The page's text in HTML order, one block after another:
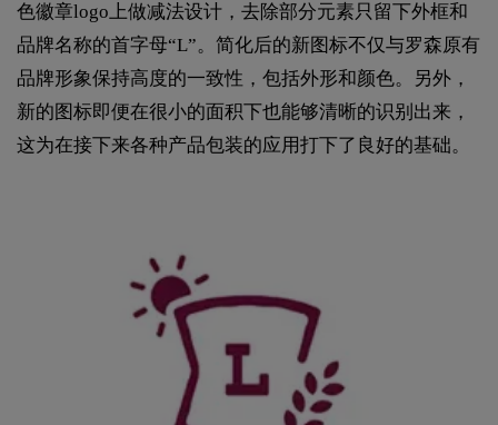
色徽章logo上做减法设计，去除部分元素只留下外框和
品牌名称的首字母“L”。简化后的新图标不仅与罗森原有
品牌形象保持高度的一致性，包括外形和颜色。另外，
新的图标即便在很小的面积下也能够清晰的识别出来，
这为在接下来各种产品包装的应用打下了良好的基础。